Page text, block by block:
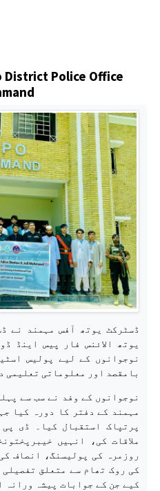
Police Office
ڈسٹرکٹ یوتھ آفس مہمند نے
نوجوانوں کے لیے پولیس
بامقصد اور معلوماتی تعلیمی
مہمند کے دفتر کا دورہ کیا
پرتپاک استقبال کیا۔ ڈی
ملاقات کی، انہیں
روزمرہ کی پولیسنگ، انصاف
کی روک تھام سے متعلق تفصیلی
کیے جن کے جوابات پیشہ ورانہ